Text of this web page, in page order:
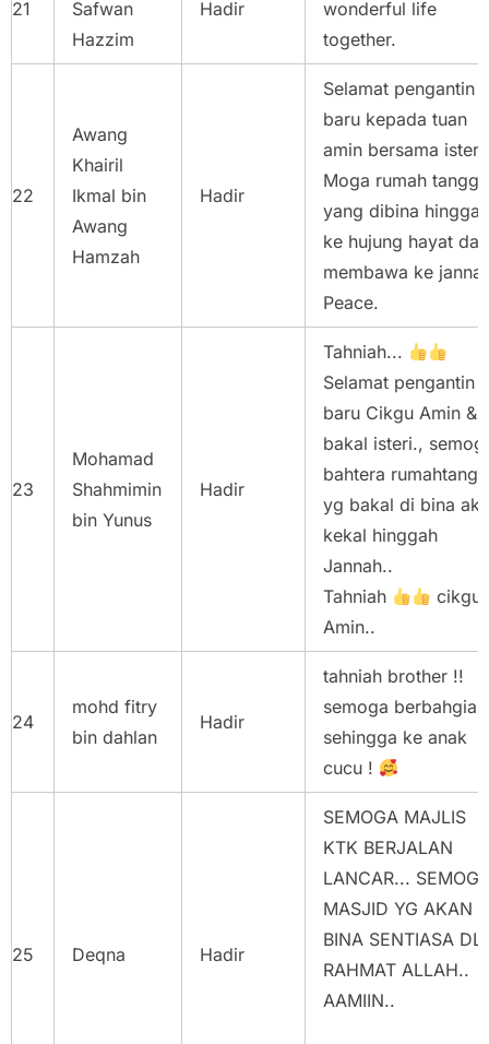
21
Safwan
Hazzim
Hadir
wonderful life
together.
22
Awang
Khairil
Ikmal bin
Awang
Hamzah
Hadir
Selamat pengantin
baru kepada tuan
amin bersama isteri.
Moga rumah tangga
yang dibina hingga
ke hujung hayat dan
membawa ke
Peace.
23
Mohamad
Shahmimin
bin Yunus
Hadir
Tahniah...
Selamat pengantin
baru Cikgu Amin &
bakal isteri.,
bahtera
yg bakal di bina
kekal hinggah
Jannah..
Tahniah
cikgu
Amin..
24
mohd fitry
bin dahlan
Hadir
tahniah brother !!
semoga berbahgia
sehingga ke anak
cucu !
25 Deqna Hadir
SEMOGA MAJLIS
KTK BERJALAN
LANCAR...
MASJID YG AKAN
BINA SENTIASA
RAHMAT ALLAH..
AAMIIN..